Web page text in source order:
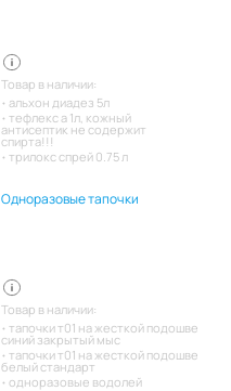
Товар в наличии:
альхон диадез 5л
тефлекс а 1л, кожный
антисептик не содержит
спирта!!!
трилокс спрей 0.75 л
Одноразовые тапочки
Товар в наличии:
тапочки т01 на жесткой подошве
синий закрытый мыс
тапочки т01 на жесткой подошве
белый стандарт
одноразовые водолей